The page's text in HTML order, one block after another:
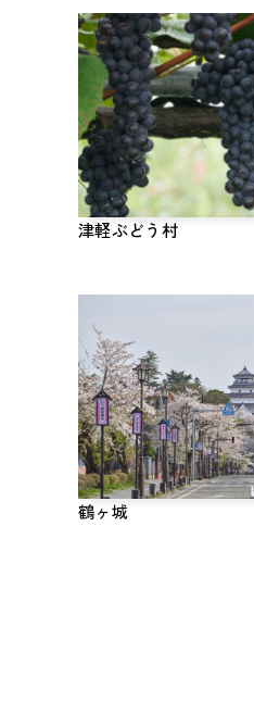
津軽ぶどう村
鶴ヶ城